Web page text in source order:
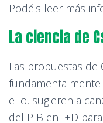
Podéis leer más
La ciencia de
Las propuestas de
fundamentalmente
ello, sugieren
del PIB en I+D